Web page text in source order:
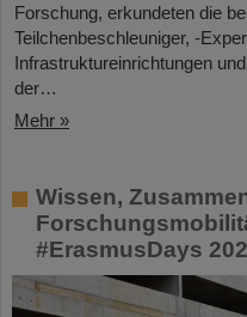
Forschung, erkundeten die
Teilchenbeschleuniger, -
Infrastruktureinrichtungen
der…
Mehr »
Wissen,
#ErasmusDays